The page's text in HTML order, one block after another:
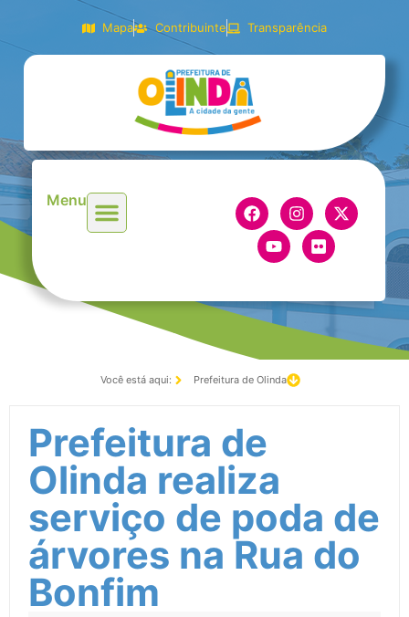
Mapa Contribuinte Transparência
Menu
Você está aqui: Prefeitura de Olinda
Prefeitura de
Olinda realiza
serviço de poda de
árvores na Rua do
Bonfim